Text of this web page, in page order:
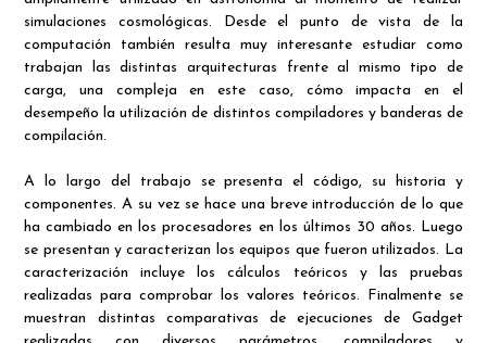
simulaciones cosmológicas. Desde el punto de vista de la
computación también resulta muy interesante estudiar como
trabajan las distintas arquitecturas frente al mismo tipo de
carga, una compleja en este caso, cómo impacta en el
desempeño la utilización de distintos compiladores y banderas de
compilación.
A lo largo del trabajo se presenta el código, su historia y
componentes. A su vez se hace una breve introducción de lo que
ha cambiado en los procesadores en los últimos 30 años. Luego
se presentan y caracterizan los equipos que fueron utilizados. La
caracterización incluye los cálculos teóricos y las pruebas
realizadas para comprobar los valores teóricos. Finalmente se
muestran distintas comparativas de ejecuciones de Gadget